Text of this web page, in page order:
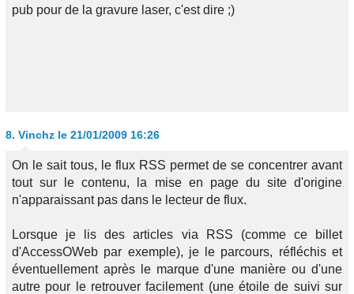
pub pour de la gravure laser, c'est dire ;)
8. Vinchz le 21/01/2009 16:26
On le sait tous, le flux RSS permet de se concentrer avant
tout sur le contenu, la mise en page du site d'origine
n'apparaissant pas dans le lecteur de flux.
Lorsque je lis des articles via RSS (comme ce billet
d'AccessOWeb par exemple), je le parcours, réfléchis et
éventuellement après le marque d'une manière ou d'une
autre pour le retrouver facilement (une étoile de suivi sur